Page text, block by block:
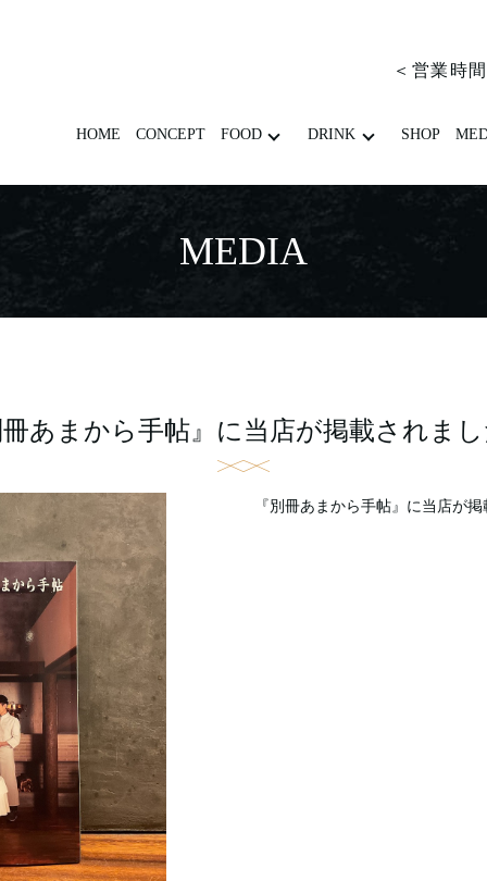
＜営業時
HOME CONCEPT FOOD DRINK SHOP
MEDIA
あまから手帖』に当店が掲載されまし
『別冊あまから手帖』に当店が掲